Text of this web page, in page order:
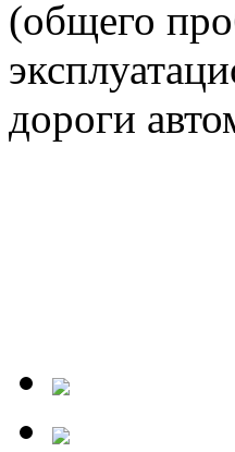
(общего
дороги